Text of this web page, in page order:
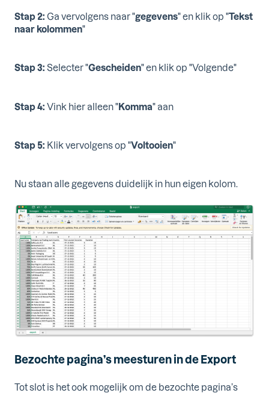
Stap 2: Ga vervolgens naar "gegevens" en klik op "Tekst
naar kolommen"
Stap 3: Selecter "Gescheiden" en klik op "Volgende"
Stap 4: Vink hier alleen "Komma" aan
Stap 5: Klik vervolgens op "Voltooien"
Nu staan alle gegevens duidelijk in hun eigen kolom.
Bezochte pagina’s meesturen in de Export
Tot slot is het ook mogelijk om de bezochte pagina’s